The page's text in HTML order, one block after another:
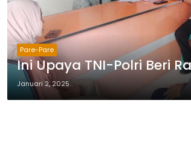
Pare-Pare
Ini Upaya TNI-Polri Beri
Januari 2, 2025